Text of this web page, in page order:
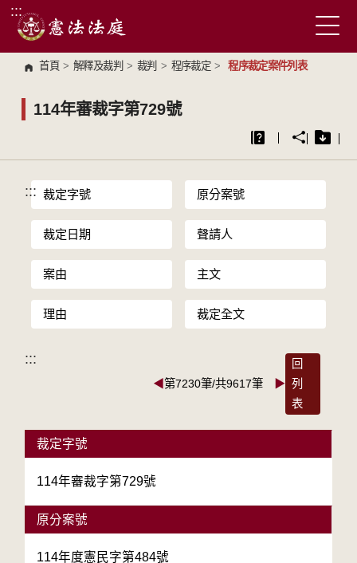
跳到主要內容區塊
:::
首頁 > 解釋及裁判 > 裁判 > 程序裁定 > 程序裁定案件列表
114年審裁字第729號
::: 裁定字號 原分案號
裁定日期 聲請人
案由 主文
理由 裁定全文
:::
◀第7230筆/共9617筆 ▶
回
列
表
裁定字號
114年審裁字第729號
原分案號
114年度憲民字第484號